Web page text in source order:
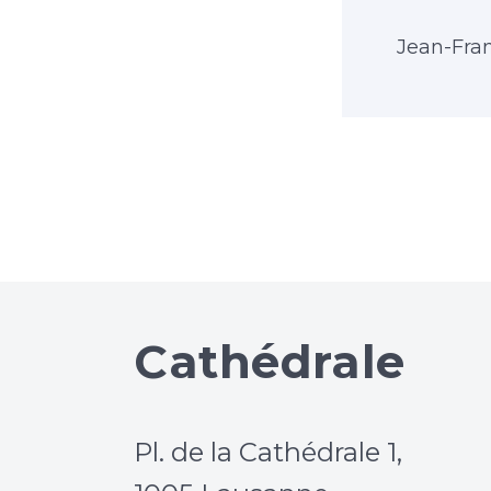
Jean-
Cathédrale
Pl. de la Cathédrale 1,